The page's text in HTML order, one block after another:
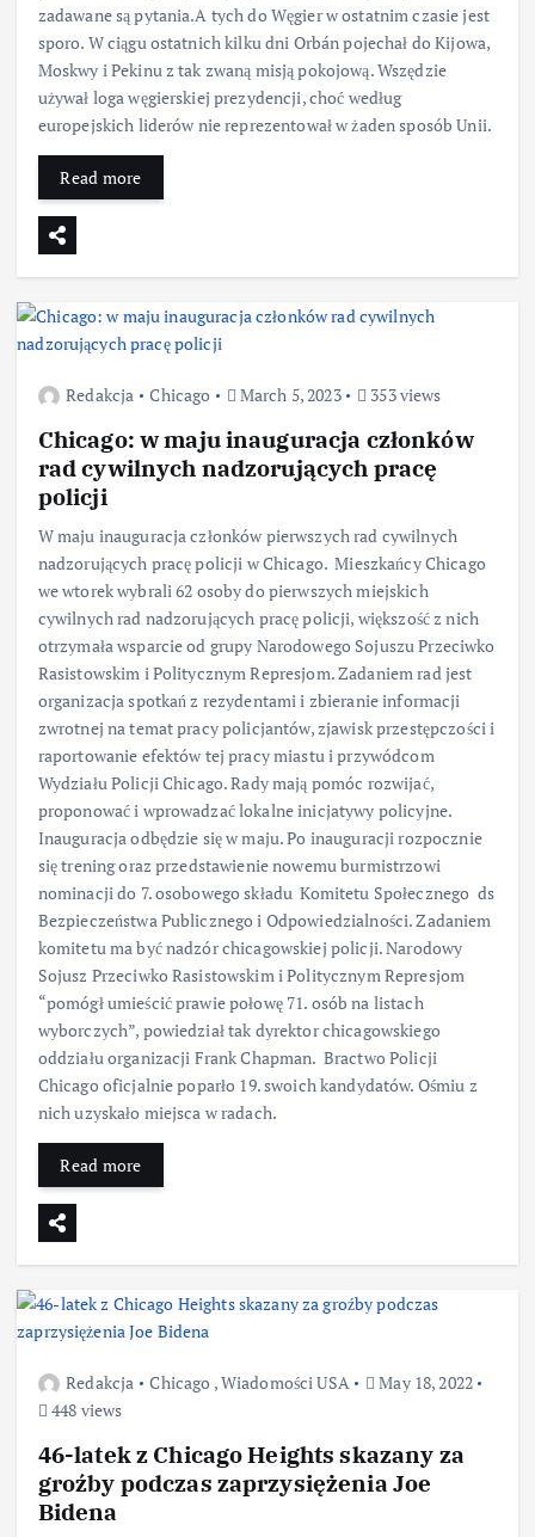
zadawane są pytania.A tych do Węgier w ostatnim czasie jest
sporo. W ciągu ostatnich kilku dni Orbán pojechał do Kijowa,
Moskwy i Pekinu z tak zwaną misją pokojową. Wszędzie
używał loga węgierskiej prezydencji, choć według
europejskich liderów nie reprezentował w żaden sposób Unii.
Read more
Redakcja Chicago March 5, 2023 353 views
Chicago: w maju inauguracja członków
rad cywilnych nadzorujących pracę
policji
W maju inauguracja członków pierwszych rad cywilnych
nadzorujących pracę policji w Chicago. Mieszkańcy Chicago
we wtorek wybrali 62 osoby do pierwszych miejskich
cywilnych rad nadzorujących pracę policji, większość z nich
otrzymała wsparcie od grupy Narodowego Sojuszu Przeciwko
Rasistowskim i Politycznym Represjom. Zadaniem rad jest
organizacja spotkań z rezydentami i zbieranie informacji
zwrotnej na temat pracy policjantów, zjawisk przestępczości i
raportowanie efektów tej pracy miastu i przywódcom
Wydziału Policji Chicago. Rady mają pomóc rozwijać,
proponować i wprowadzać lokalne inicjatywy policyjne.
Inauguracja odbędzie się w maju. Po inauguracji rozpocznie
się trening oraz przedstawienie nowemu burmistrzowi
nominacji do 7. osobowego składu Komitetu Społecznego ds
Bezpieczeństwa Publicznego i Odpowiedzialności. Zadaniem
komitetu ma być nadzór chicagowskiej policji. Narodowy
Sojusz Przeciwko Rasistowskim i Politycznym Represjom
“pomógł umieścić prawie połowę 71. osób na listach
wyborczych”, powiedział tak dyrektor chicagowskiego
oddziału organizacji Frank Chapman. Bractwo Policji
Chicago oficjalnie poparło 19. swoich kandydatów. Ośmiu z
nich uzyskało miejsca w radach.
Read more
Redakcja Chicago ,Wiadomości USA
May 18, 2022
448 views
46-latek z Chicago Heights skazany za
groźby podczas zaprzysiężenia Joe
Bidena